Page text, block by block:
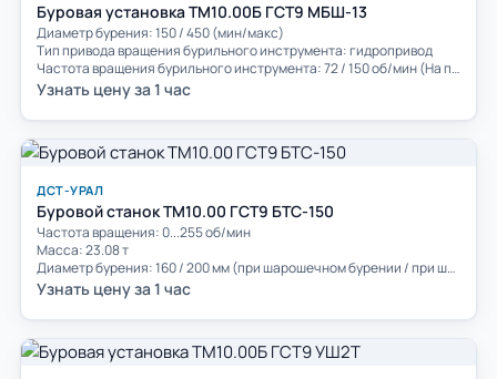
Буровая установка ТМ10.00Б ГСТ9 МБШ-13
Диаметр бурения: 150 / 450 (мин/макс)
Тип привода вращения бурильного инструмента: гидропривод
Частота вращения бурильного инструмента: 72 / 150 об/мин (На первом режиме / На втором режиме)
Узнать цену за 1 час
ДСТ-УРАЛ
Буровой станок ТМ10.00 ГСТ9 БТС-150
Частота вращения: 0...255 об/мин
Масса: 23.08 т
Диаметр бурения: 160 / 200 мм (при шарошечном бурении / при шнековом бурении)
Узнать цену за 1 час